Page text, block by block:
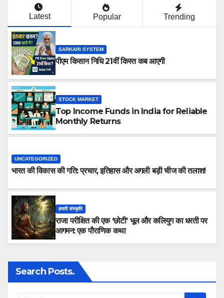
Latest Popular Trending
SARKARI SYSTEM
पीएम किसान निधि 21वीं किस्त कब आएगी
STOCK MARKET
Top Income Funds in India for Reliable
Monthly Returns
UNCATEGORIZED
भारत की विकास की गति: प्रचार, इतिहास और अगली बड़ी चीज की तलाश!
हमारी संस्कृति
राजा परीक्षित की एक ‘छोटी’ भूल और कलियुग का धरती पर
आगमन: एक पौराणिक कथा
Search Posts.